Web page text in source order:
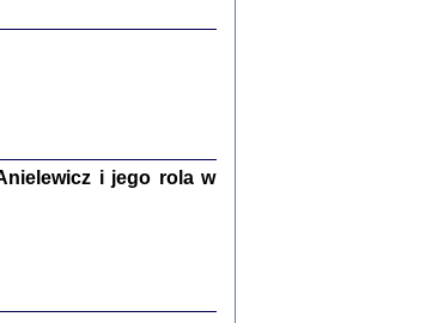
Warszawa 2017
o życiu w getcie i okupowanej
i jego rola w